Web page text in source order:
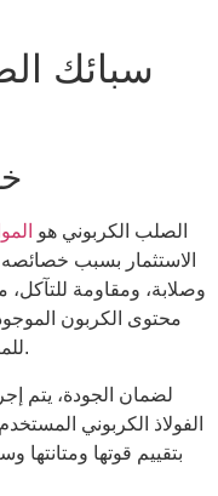
سبائك
الصلب الكربوني هو
الاستثمار بسبب خصائصه
وصلابة، ومقاومة للتآكل،
محتوى الكربون
للمصنعين بتخصيصها لتلبية احتياجات محددة.
لضمان الجودة، يتم
الفولاذ الكربوني
بتقييم قوتها